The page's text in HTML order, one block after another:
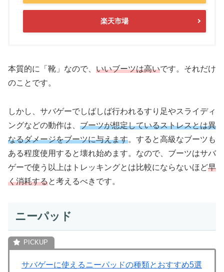
楽天市場
本質的に「靴」なので、 いいブーツは高いです。それだけ
のことです。
しかし、サバゲーでしばしば行われるすり足やスライディ
ングなどの動作は、 ブーツが想定しているストレスとは異
なるダメージをブーツに与えます。すると高級なブーツも
ある程度使用すると壊れ始めます。なので、ブーツはサバ
ゲーで使う以上は トレッキングとは比較にならないほど早
く消耗すると考えるべきです。
ニーパッド
サバゲーに使えるニーパッドの種類とおすすめ5選